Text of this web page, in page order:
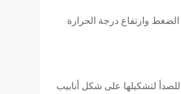
الضغط وارتفاع درجة الحرارة
للصدأ لتشكيلها على شكل أنابيب